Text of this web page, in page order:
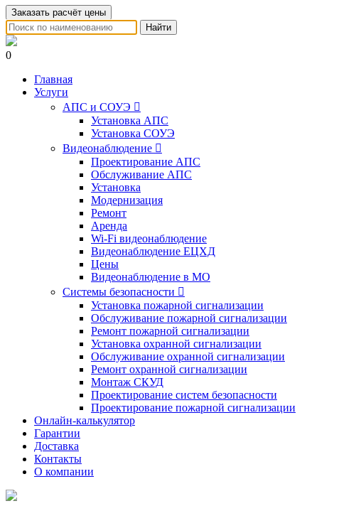
Заказать расчёт цены
Найти
0
Главная
Услуги
АПС и СОУЭ 
Установка АПС
Установка СОУЭ
Видеонаблюдение 
Проектирование АПС
Обслуживание АПС
Установка
Модернизация
Ремонт
Аренда
Wi-Fi видеонаблюдение
Видеонаблюдение ЕЦХД
Цены
Видеонаблюдение в МО
Системы безопасности 
Установка пожарной сигнализации
Обслуживание пожарной сигнализации
Ремонт пожарной сигнализации
Установка охранной сигнализации
Обслуживание охранной сигнализации
Ремонт охранной сигнализации
Монтаж СКУД
Проектирование систем безопасности
Проектирование пожарной сигнализации
Онлайн-калькулятор
Гарантии
Доставка
Контакты
О компании